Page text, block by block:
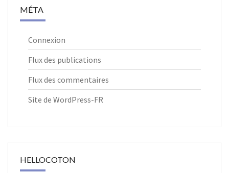
MÉTA
Connexion
Flux des publications
Flux des commentaires
Site de WordPress-FR
HELLOCOTON